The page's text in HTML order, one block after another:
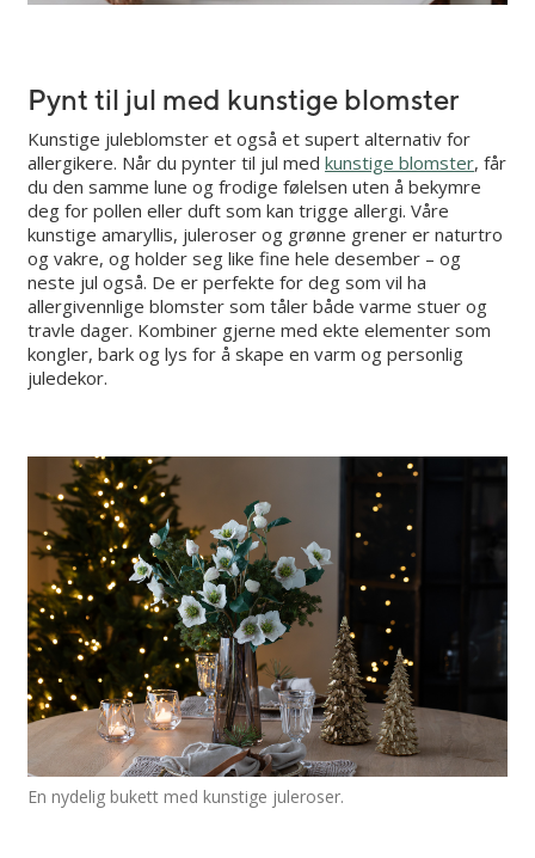
Pynt til jul med kunstige blomster
Kunstige juleblomster et også et supert alternativ for
allergikere. Når du pynter til jul med kunstige blomster, får
du den samme lune og frodige følelsen uten å bekymre
deg for pollen eller duft som kan trigge allergi. Våre
kunstige amaryllis, juleroser og grønne grener er naturtro
og vakre, og holder seg like fine hele desember – og
neste jul også. De er perfekte for deg som vil ha
allergivennlige blomster som tåler både varme stuer og
travle dager. Kombiner gjerne med ekte elementer som
kongler, bark og lys for å skape en varm og personlig
juledekor.
En nydelig bukett med kunstige juleroser.